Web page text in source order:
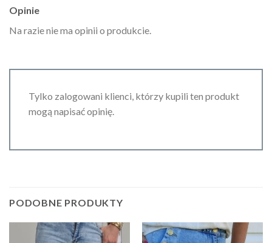
Opinie
Na razie nie ma opinii o produkcie.
Tylko zalogowani klienci, którzy kupili ten produkt
mogą napisać opinię.
PODOBNE PRODUKTY